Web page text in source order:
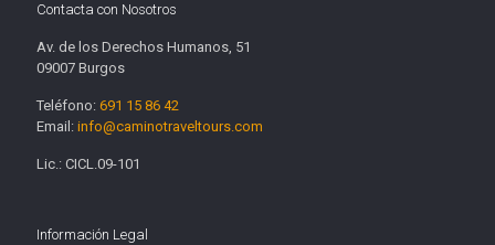
nueva) nueva)
Contacta con Nosotros
Av. de los Derechos Humanos, 51
09007 Burgos
Teléfono: 691 15 86 42
Email: info@caminotraveltours.com
Lic.: CICL.09-101
Información Legal